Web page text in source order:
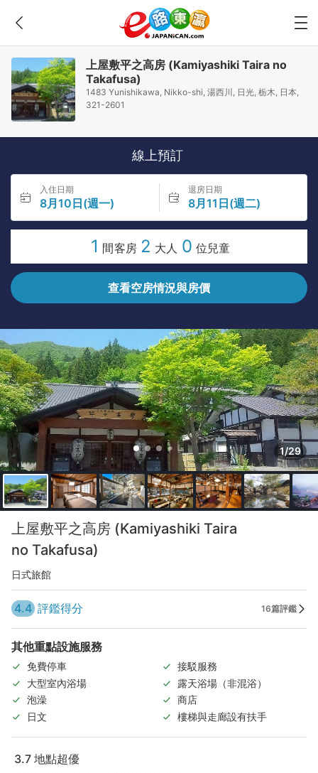
上屋敷平之高房 (Kamiyashiki Taira no
Takafusa)
1483 Yunishikawa, Nikko-shi, 湯西川, 日光, 栃木, 日本,
321-2601
線上預訂
入住日期
8月10日(週一)
退房日期
8月11日(週二)
1 間客房 2 大人 0 位兒童
查看空房情況與房價
1/29
上屋敷平之高房 (Kamiyashiki Taira
no Takafusa)
日式旅館
4.4 評鑑得分 16篇評鑑
其他重點設施服務
免費停車
接駁服務
大型室內浴場
露天浴場（非混浴）
泡澡
商店
日文
樓梯與走廊設有扶手
3.7 地點超優